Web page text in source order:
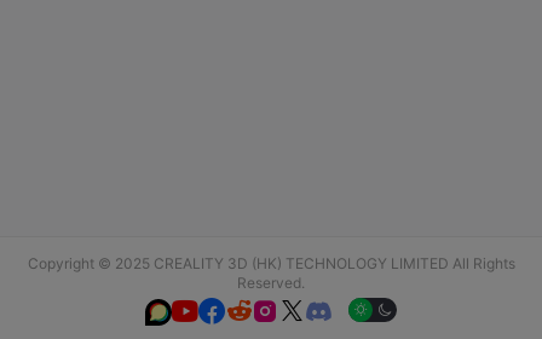
Copyright © 2025 CREALITY 3D (HK) TECHNOLOGY LIMITED All Rights
Reserved.
  